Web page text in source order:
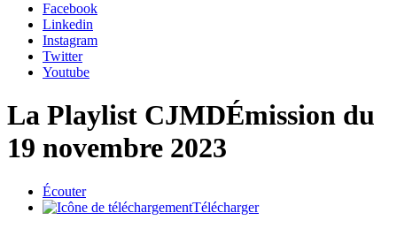
Facebook
Linkedin
Instagram
Twitter
Youtube
La Playlist CJMDÉmission du
19 novembre 2023
Écouter
Télécharger